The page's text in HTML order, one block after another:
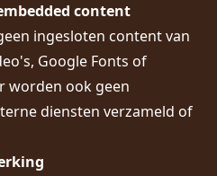
content
ingesloten content van
Google Fonts of
worden ook geen
diensten verzameld of